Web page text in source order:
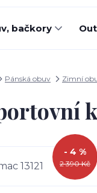
bačkory
Pánská obuv Zimní
2 390 Kč
- 4 %